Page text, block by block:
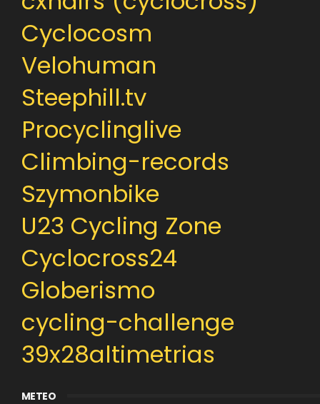
Cyclocosm
Velohuman
Steephill.tv
Procyclinglive
Climbing-records
Szymonbike
U23 Cycling Zone
Cyclocross24
Globerismo
cycling-challenge
39x28altimetrias
METEO